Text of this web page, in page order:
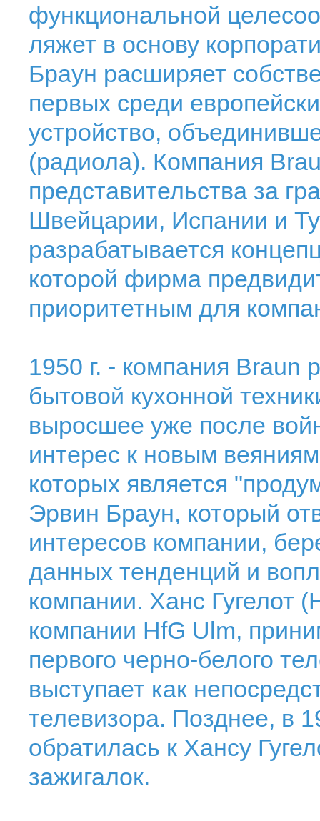
функциональной
ляжет в основу
Браун расширяет
первых среди
устройство,
(радиола). Компания
представительства за
Швейцарии, Испании и
разрабатывается
которой фирма
приоритетным для
1950 г. - компания
бытовой кухонной
выросшее уже после
интерес к новым
которых является
Эрвин Браун, который
интересов компании,
данных тенденций и
компании. Ханс Гугелот
компании HfG Ulm,
первого черно-белого
выступает как
телевизора. Позднее, в
обратилась к Хансу
зажигалок.